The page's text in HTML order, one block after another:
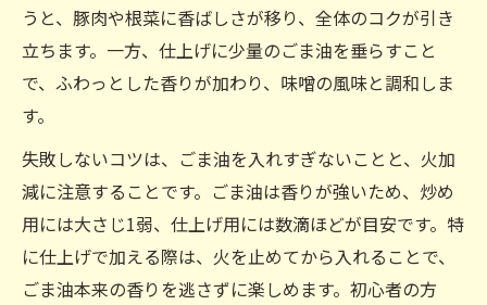
術
豚汁はごま油で炒めると風味がどう変わ
る？
豚汁の炒め方とごま油活用の実践ポイント
豚汁はごま油とサラダ油をどう使い分け
る？
ごま油炒め派と後入れ派の比較と結論
うと、豚肉や根菜に香ばしさが移り、全体のコクが引き
立ちます。一方、仕上げに少量のごま油を垂らすこと
で、ふわっとした香りが加わり、味噌の風味と調和しま
す。
失敗しないコツは、ごま油を入れすぎないことと、火加
減に注意することです。ごま油は香りが強いため、炒め
用には大さじ1弱、仕上げ用には数滴ほどが目安です。特
に仕上げで加える際は、火を止めてから入れることで、
ごま油本来の香りを逃さずに楽しめます。初心者の方